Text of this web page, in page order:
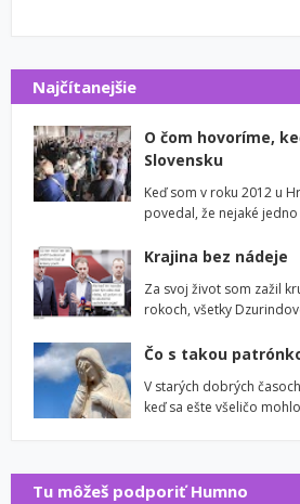
Najčítanejšie
O čom hovoríme,
Slovensku
Keď som v roku 2012 u
povedal, že nejaké
Krajina bez nádeje
Za svoj život som zažil
rokoch, všetky
Čo s takou
V starých dobrých
keď sa ešte všeličo
Tu môžeš podporiť Humno